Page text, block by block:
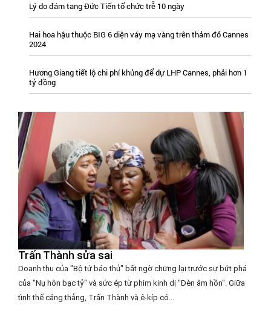
Lý do đám tang Đức Tiến tổ chức trễ 10 ngày
Hai hoa hậu thuộc BIG 6 diện váy mạ vàng trên thảm đỏ Cannes
2024
Hương Giang tiết lộ chi phí khủng để dự LHP Cannes, phải hơn 1
tỷ đồng
Trấn Thành sửa sai
Doanh thu của "Bộ tứ báo thủ" bất ngờ chững lại trước sự bứt phá
của "Nụ hôn bạc tỷ" và sức ép từ phim kinh dị "Đèn âm hồn". Giữa
tình thế căng thẳng, Trấn Thành và ê-kíp có...